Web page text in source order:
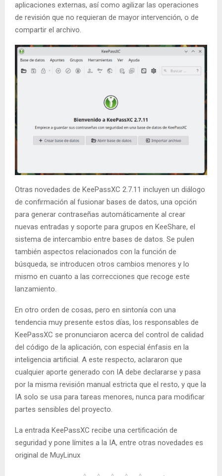
aplicaciones externas, así como agilizar las operaciones
de revisión que no requieran de mayor intervención, o de
compartir el archivo.
Otras novedades de KeePassXC 2.7.11 incluyen un diálogo
de confirmación al fusionar bases de datos, una opción
para generar contraseñas automáticamente al crear
nuevas entradas y soporte para grupos en KeeShare, el
sistema de intercambio entre bases de datos. Se pulen
también aspectos relacionados con la función de
búsqueda, se introducen otros cambios menores y lo
mismo en cuanto a las correcciones que recoge este
lanzamiento.
En otro orden de cosas, pero en sintonía con una
tendencia muy presente estos días, los responsables de
KeePassXC se pronunciaron acerca del control de calidad
del código de la aplicación, con especial énfasis en la
inteligencia artificial. A este respecto, aclararon que
cualquier aporte generado con IA debe declararse y pasa
por la misma revisión manual estricta que el resto, y que la
IA solo se usa para tareas menores, nunca para modificar
partes sensibles del proyecto.
La entrada KeePassXC recibe una certificación de
seguridad y pone límites a la IA, entre otras novedades es
original de MuyLinux